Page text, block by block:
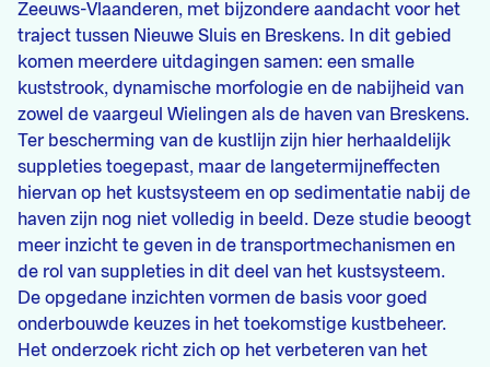
Zeeuws-Vlaanderen, met bijzondere aandacht voor het
traject tussen Nieuwe Sluis en Breskens. In dit gebied
komen meerdere uitdagingen samen: een smalle
kuststrook, dynamische morfologie en de nabijheid van
zowel de vaargeul Wielingen als de haven van Breskens.
Ter bescherming van de kustlijn zijn hier herhaaldelijk
suppleties toegepast, maar de langetermijneffecten
hiervan op het kustsysteem en op sedimentatie nabij de
haven zijn nog niet volledig in beeld. Deze studie beoogt
meer inzicht te geven in de transportmechanismen en
de rol van suppleties in dit deel van het kustsysteem.
De opgedane inzichten vormen de basis voor goed
onderbouwde keuzes in het toekomstige kustbeheer.
Het onderzoek richt zich op het verbeteren van het